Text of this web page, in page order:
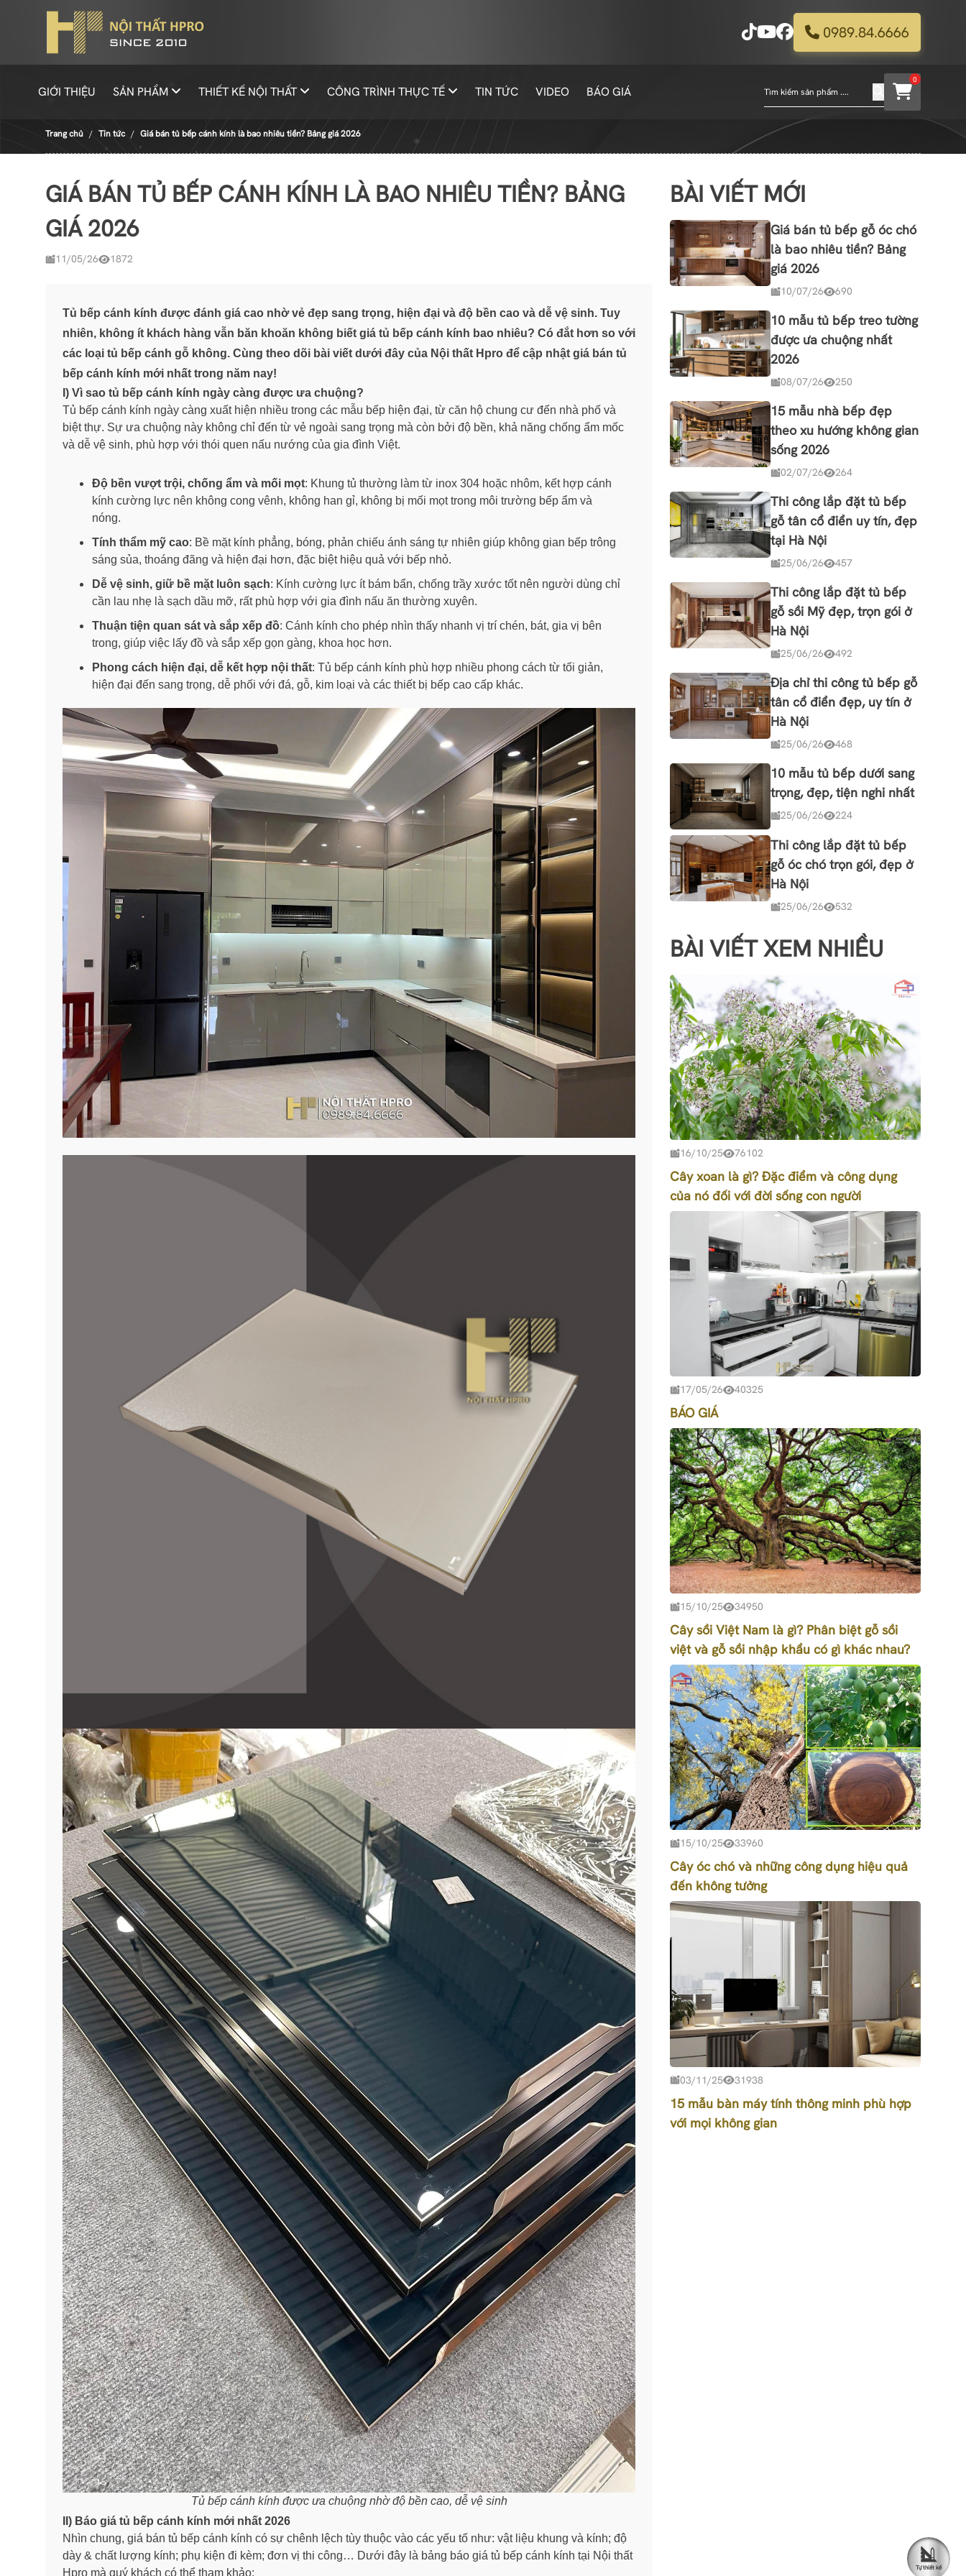
0989.84.6666
GIỚI THIỆU SẢN PHẨM THIẾT KẾ NỘI THẤT CÔNG TRÌNH THỰC TẾ TIN TỨC VIDEO BÁO GIÁ
0
Trang chủ Tin tức Giá bán tủ bếp cánh kính là bao nhiêu tiền? Bảng giá 2026
GIÁ BÁN TỦ BẾP CÁNH KÍNH LÀ BAO NHIÊU TIỀN? BẢNG
GIÁ 2026
11/05/26 1872
Tủ bếp cánh kính được đánh giá cao nhờ vẻ đẹp sang trọng, hiện đại và độ bền cao và dễ vệ sinh. Tuy
nhiên, không ít khách hàng vẫn băn khoăn không biết giá tủ bếp cánh kính bao nhiêu? Có đắt hơn so với
các loại tủ bếp cánh gỗ không. Cùng theo dõi bài viết dưới đây của Nội thất Hpro để cập nhật giá bán tủ
bếp cánh kính mới nhất trong năm nay!
I) Vì sao tủ bếp cánh kính ngày càng được ưa chuộng?
Tủ bếp cánh kính ngày càng xuất hiện nhiều trong các mẫu bếp hiện đại, từ căn hộ chung cư đến nhà phố và
biệt thự. Sự ưa chuộng này không chỉ đến từ vẻ ngoài sang trọng mà còn bởi độ bền, khả năng chống ẩm mốc
và dễ vệ sinh, phù hợp với thói quen nấu nướng của gia đình Việt.
Độ bền vượt trội, chống ẩm và mối mọt: Khung tủ thường làm từ inox 304 hoặc nhôm, kết hợp cánh
kính cường lực nên không cong vênh, không han gỉ, không bị mối mọt trong môi trường bếp ẩm và
nóng.
Tính thẩm mỹ cao: Bề mặt kính phẳng, bóng, phản chiếu ánh sáng tự nhiên giúp không gian bếp trông
sáng sủa, thoáng đãng và hiện đại hơn, đặc biệt hiệu quả với bếp nhỏ.
Dễ vệ sinh, giữ bề mặt luôn sạch: Kính cường lực ít bám bẩn, chống trầy xước tốt nên người dùng chỉ
cần lau nhẹ là sạch dầu mỡ, rất phù hợp với gia đình nấu ăn thường xuyên.
Thuận tiện quan sát và sắp xếp đồ: Cánh kính cho phép nhìn thấy nhanh vị trí chén, bát, gia vị bên
trong, giúp việc lấy đồ và sắp xếp gọn gàng, khoa học hơn.
Phong cách hiện đại, dễ kết hợp nội thất: Tủ bếp cánh kính phù hợp nhiều phong cách từ tối giản,
hiện đại đến sang trọng, dễ phối với đá, gỗ, kim loại và các thiết bị bếp cao cấp khác.
Tủ bếp cánh kính được ưa chuộng nhờ độ bền cao, dễ vệ sinh
II) Báo giá tủ bếp cánh kính mới nhất 2026
Nhìn chung, giá bán tủ bếp cánh kính có sự chênh lệch tùy thuộc vào các yếu tố như: vật liệu khung và kính; độ
dày & chất lượng kính; phụ kiện đi kèm; đơn vị thi công… Dưới đây là bảng báo giá tủ bếp cánh kính tại Nội thất
Hpro mà quý khách có thể tham khảo:
BÀI VIẾT MỚI
Giá bán tủ bếp gỗ óc chó
là bao nhiêu tiền? Bảng
giá 2026
10/07/26 690
10 mẫu tủ bếp treo tường
được ưa chuộng nhất
2026
08/07/26 250
15 mẫu nhà bếp đẹp
theo xu hướng không gian
sống 2026
02/07/26 264
Thi công lắp đặt tủ bếp
gỗ tân cổ điển uy tín, đẹp
tại Hà Nội
25/06/26 457
Thi công lắp đặt tủ bếp
gỗ sồi Mỹ đẹp, trọn gói ở
Hà Nội
25/06/26 492
Địa chỉ thi công tủ bếp gỗ
tân cổ điển đẹp, uy tín ở
Hà Nội
25/06/26 468
10 mẫu tủ bếp dưới sang
trọng, đẹp, tiện nghi nhất
25/06/26 224
Thi công lắp đặt tủ bếp
gỗ óc chó trọn gói, đẹp ở
Hà Nội
25/06/26 532
BÀI VIẾT XEM NHIỀU
16/10/25 76102
Cây xoan là gì? Đặc điểm và công dụng
của nó đối với đời sống con người
17/05/26 40325
BÁO GIÁ
15/10/25 34950
Cây sồi Việt Nam là gì? Phân biệt gỗ sồi
việt và gỗ sồi nhập khẩu có gì khác nhau?
15/10/25 33960
Cây óc chó và những công dụng hiệu quả
đến không tưởng
03/11/25 31938
15 mẫu bàn máy tính thông minh phù hợp
với mọi không gian
Tự thiết kế